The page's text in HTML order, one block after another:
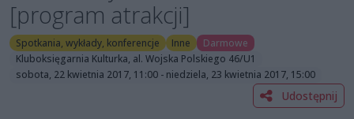
[program atrakcji]
Spotkania, wykłady, konferencje Inne
Darmowe
Kluboksięgarnia Kulturka, al. Wojska Polskiego 46/U1
sobota, 22 kwietnia 2017, 11:00 - niedziela, 23 kwietnia 2017, 15:00
Udostępnij